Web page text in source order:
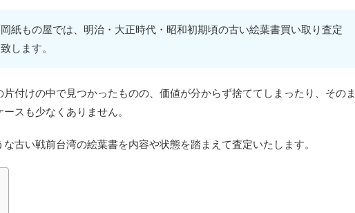
紙もの屋では、明治・大正時代・昭和初期頃の古い絵葉書買い取り査定
します。
付けの中で見つかったものの、価値が分からず捨ててしまったり、そのま
スも少なくありません。
古い戦前台湾の絵葉書を内容や状態を踏まえて査定いたします。